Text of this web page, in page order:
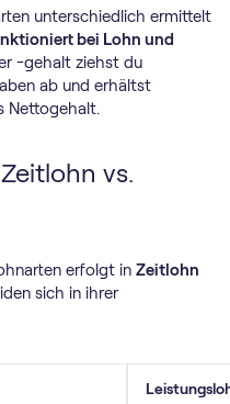
unterschiedlich ermittelt
bei Lohn und
-gehalt ziehst du
ab und erhältst
Nettogehalt.
vs.
erfolgt in Zeitlohn
sich in ihrer